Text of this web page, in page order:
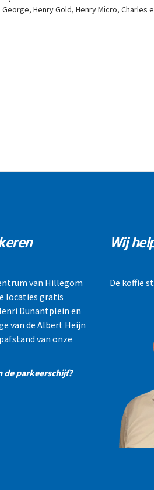
Henry Gold, Henry Micro, Charles
van Hillegom
locaties gratis
Dunantplein en
van de Albert Heijn
van onze
de parkeerschijf?
Wij
De koffie